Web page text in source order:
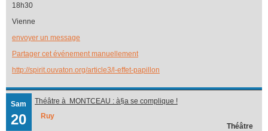
18h30
Vienne
envoyer un message
Partager cet événement manuellement
http://spirit.ouvaton.org/article3/l-effet-papillon
Sam
20
Théâtre à MONTCEAU : à§a se complique !
Ruy
Théâtre